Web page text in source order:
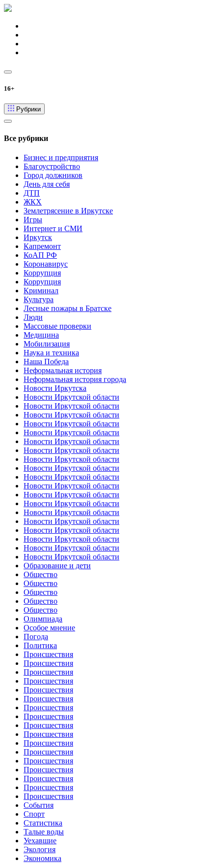
16+
Рубрики
Все рубрики
Бизнес и предприятия
Благоустройство
Город должников
День для себя
ДТП
ЖКХ
Землетрясение в Иркутске
Игры
Интернет и СМИ
Иркутск
Капремонт
КоАП РФ
Коронавирус
Коррупция
Коррупция
Криминал
Культура
Лесные пожары в Братске
Люди
Массовые проверки
Медицина
Мобилизация
Наука и техника
Наша Победа
Неформальная история
Неформальная история города
Новости Иркутска
Новости Иркутской области
Новости Иркутской области
Новости Иркутской области
Новости Иркутской области
Новости Иркутской области
Новости Иркутской области
Новости Иркутской области
Новости Иркутской области
Новости Иркутской области
Новости Иркутской области
Новости Иркутской области
Новости Иркутской области
Новости Иркутской области
Новости Иркутской области
Новости Иркутской области
Новости Иркутской области
Новости Иркутской области
Новости Иркутской области
Новости Иркутской области
Образование и дети
Общество
Общество
Общество
Общество
Общество
Олимпиада
Особое мнение
Погода
Политика
Происшествия
Происшествия
Происшествия
Происшествия
Происшествия
Происшествия
Происшествия
Происшествия
Происшествия
Происшествия
Происшествия
Происшествия
Происшествия
Происшествия
Происшествия
Происшествия
Происшествия
События
Спорт
Статистика
Талые воды
Уехавшие
Экология
Экономика